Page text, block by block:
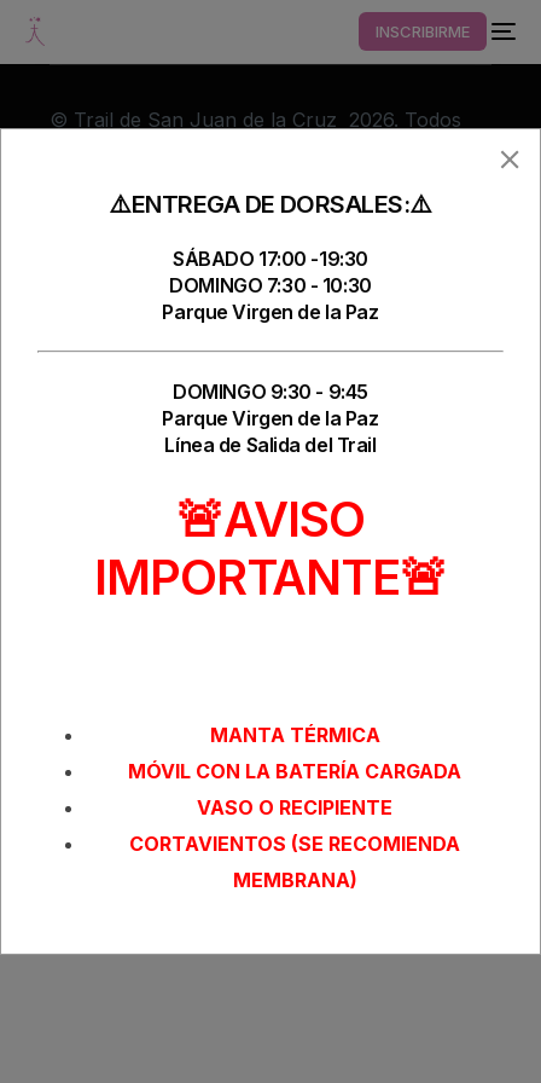
INSCRIBIRME
© Trail de San Juan de la Cruz 2026. Todos
⚠️ENTREGA DE DORSALES:⚠️
SÁBADO 17:00 -19:30
DOMINGO 7:30 - 10:30
Parque Virgen de la Paz
DOMINGO 9:30 - 9:45
Parque Virgen de la Paz
Línea de Salida del Trail
🚨AVISO
IMPORTANTE🚨
MANTA TÉRMICA
MÓVIL CON LA BATERÍA CARGADA
VASO O RECIPIENTE
CORTAVIENTOS (SE RECOMIENDA
MEMBRANA)